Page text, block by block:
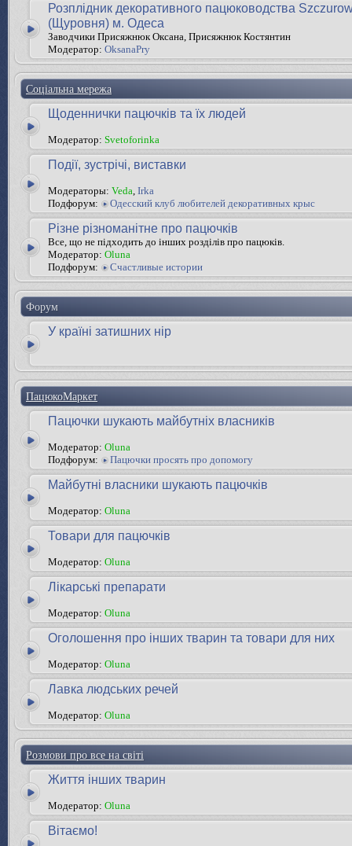
Розплідник декоративного пацюководства
(Щуровня) м. Одеса
Заводчики Присяжнюк Оксана, Присяжнюк Костянтин
Модератор: OksanaPry
Соціальна мережа
Щоденнички пацючків та їх людей
Модератор: Svetoforinka
Події, зустрічі, виставки
Модераторы: Veda, Irka
Подфорум:
Одесский клуб любителей декоративных крыс
Різне різноманітне про пацючків
Все, що не підходить до інших розділів про пацюків.
Модератор: Oluna
Подфорум:
Счастливые истории
Форум
У країні затишних нір
ПацюкоМаркет
Пацючки шукають майбутніх власників
Модератор: Oluna
Подфорум:
Пацючки просять про допомогу
Майбутні власники шукають пацючків
Модератор: Oluna
Товари для пацючків
Модератор: Oluna
Лікарські препарати
Модератор: Oluna
Оголошення про інших тварин та товари для них
Модератор: Oluna
Лавка людських речей
Модератор: Oluna
Розмови про все на світі
Життя інших тварин
Модератор: Oluna
Вітаємо!